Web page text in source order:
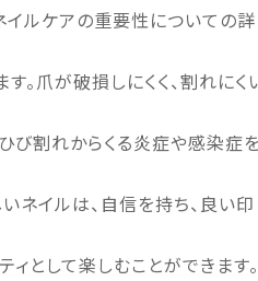
イルケアの重要性についての詳
。爪が破損しにくく、割れにく
び割れからくる炎症や感染症を
ネイルは、自信を持ち、良い印
として楽しむことができます。